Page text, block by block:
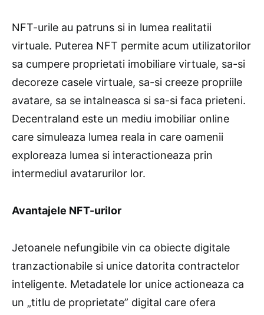
NFT-urile au patruns si in lumea realitatii
virtuale. Puterea NFT permite acum utilizatorilor
sa cumpere proprietati imobiliare virtuale, sa-si
decoreze casele virtuale, sa-si creeze propriile
avatare, sa se intalneasca si sa-si faca prieteni.
Decentraland este un mediu imobiliar online
care simuleaza lumea reala in care oamenii
exploreaza lumea si interactioneaza prin
intermediul avatarurilor lor.
Avantajele NFT-urilor
Jetoanele nefungibile vin ca obiecte digitale
tranzactionabile si unice datorita contractelor
inteligente. Metadatele lor unice actioneaza ca
un „titlu de proprietate” digital care ofera